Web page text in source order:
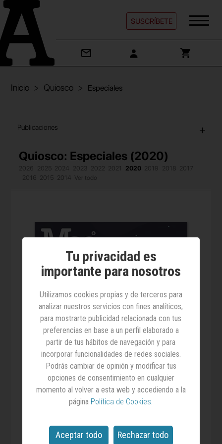
SUSCRÍBETE
Inicio Quiosco Especiales
Quiosco: Especiales (2020)
2026 2025 2024 2023 2022 2021 2020 2019 2018
2017
2016
2015 2014 Ver todo
Publicaciones
08.12.2020
MAS nº12
Tu privacidad es
importante para nosotros
Utilizamos cookies propias y de terceros para
analizar nuestros servicios con fines analíticos,
para mostrarte publicidad relacionada con tus
preferencias en base a un perfil elaborado a
partir de tus hábitos de navegación y para
incorporar funcionalidades de redes sociales.
Podrás cambiar de opinión y modificar tus
opciones de consentimiento en cualquier
momento al volver a esta web y accediendo a la
página Política de Cookies.
Aceptar todo Rechazar todo